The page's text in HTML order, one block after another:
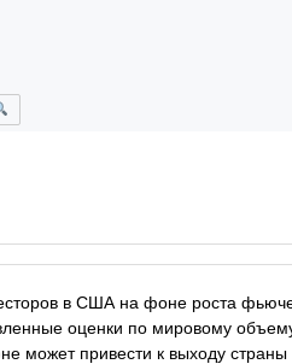
в США на фоне роста
оценки по мировому
может привести к выходу